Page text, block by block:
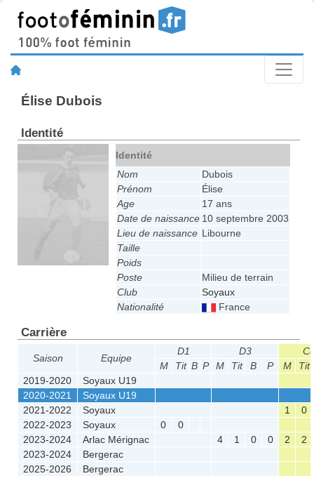
Élise Dubois
Identité
Identité
Nom
Dubois
Prénom
Élise
Age
17 ans
Date de naissance 10 septembre 2003
Lieu de naissance Libourne
Taille
Poids
Poste
Milieu de terrain
Club
Soyaux
Nationalité
France
Carrière
Saison Equipe
D1 D3
M
Tit B P M Tit B P M
Tit
2019-2020
Soyaux U19
2020-2021
Soyaux U19
2021-2022
Soyaux 1
0
2022-2023
Soyaux 0
0
2023-2024
Arlac Mérignac 4 1 0 0 2
2
2023-2024
Bergerac
2025-2026
Bergerac